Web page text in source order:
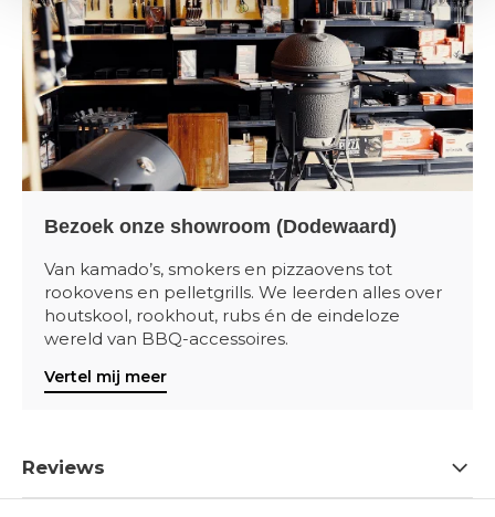
Bezoek onze showroom (Dodewaard)
Van kamado’s, smokers en pizzaovens tot
rookovens en pelletgrills. We leerden alles over
houtskool, rookhout, rubs én de eindeloze
wereld van BBQ-accessoires.
Vertel mij meer
Reviews